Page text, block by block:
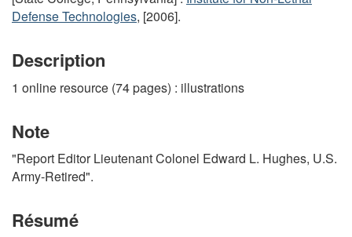
Defense Technologies, [2006].
Description
1 online resource (74 pages) : illustrations
Note
"Report Editor Lieutenant Colonel Edward L. Hughes, U.S.
Army-Retired".
Résumé